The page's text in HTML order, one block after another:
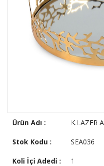
Ürün Adı : K.LAZER
Stok Kodu : SEA036
Koli İçi Adedi : 1